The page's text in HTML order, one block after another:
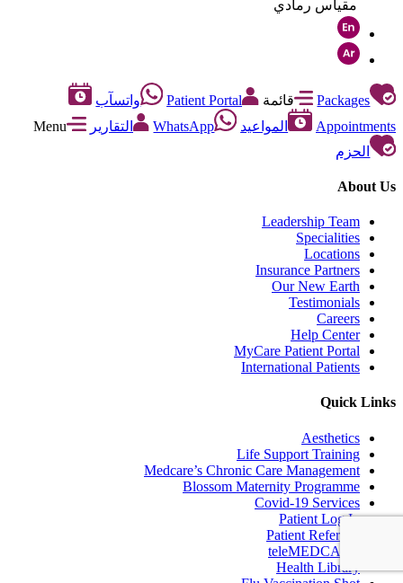
مقياس رمادي
Packages قائمة Patient Portal
واتسآب
Appointments
المواعيد WhatsApp التقارير
Menu
الحزم
About Us
Leadership Team
Specialities
Locations
Insurance Partners
Our New Earth
Testimonials
Careers
Help Center
MyCare Patient Portal
International Patients
Quick Links
Aesthetics
Life Support Training
Medcare’s Chronic Care Management
Blossom Maternity Programme
Covid-19 Services
Patient Log In
Patient Referrals
teleMEDCARE
Health Library